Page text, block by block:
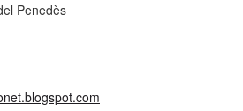
Penedès